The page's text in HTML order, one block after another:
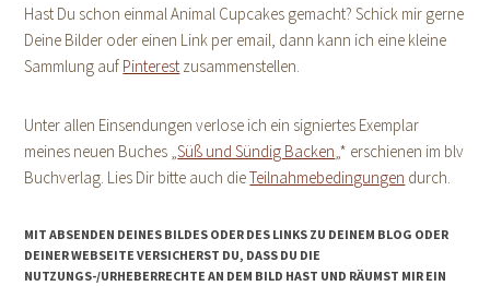
Hast Du schon einmal Animal Cupcakes gemacht? Schick mir gerne
Deine Bilder oder einen Link per email, dann kann ich eine kleine
Sammlung auf Pinterest zusammenstellen.
Unter allen Einsendungen verlose ich ein signiertes Exemplar
meines neuen Buches „Süß und Sündig Backen „* erschienen im blv
Buchverlag. Lies Dir bitte auch dieTeilnahmebedingungen durch.
MIT ABSENDEN DEINES BILDES ODER DES LINKS ZU DEINEM BLOG ODER
DEINER WEBSEITE VERSICHERST DU, DASS DU DIE
NUTZUNGS-/URHEBERRECHTE AN DEM BILD HAST UND RÄUMST MIR EIN